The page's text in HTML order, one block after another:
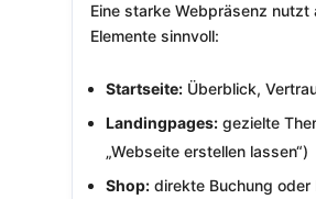
Eine starke Webpräsenz nutzt
Elemente sinnvoll:
Startseite:Überblick,
Landingpages:gezielte
„Webseite erstellen lassen“)
Shop:direkte Buchung oder